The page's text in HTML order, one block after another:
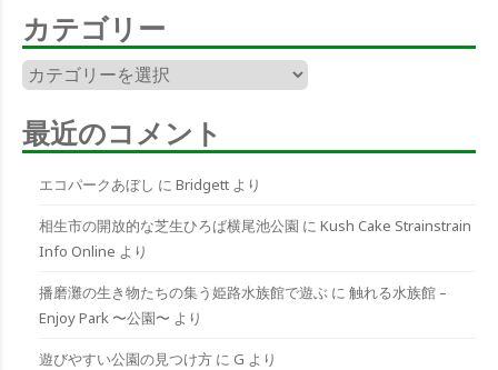
カテゴリー
カ
テ
ゴ
リ
最近のコメント
エコパークあぼし に Bridgett より
相生市の開放的な芝生ひろば横尾池公園 に Kush Cake Strainstrain
Info Online より
播磨灘の生き物たちの集う姫路水族館で遊ぶ に 触れる水族館 –
Enjoy Park 〜公園〜 より
遊びやすい公園の見つけ方 に G より